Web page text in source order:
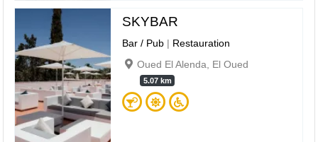
SKYBAR
Bar / Pub | Restauration
Oued El Alenda, El Oued
5.07 km